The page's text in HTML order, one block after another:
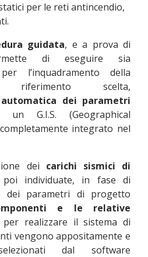
per le reti antincendio,
guidata, e a prova di
di eseguire sia
l’inquadramento della
scelta,
automatica dei parametri
G.I.S. (Geographical
integrato nel
dei carichi sismici di
individuate, in fase di
dei parametri di progetto
e le relative
per realizzare il sistema di
vengono appositamente e
dal software